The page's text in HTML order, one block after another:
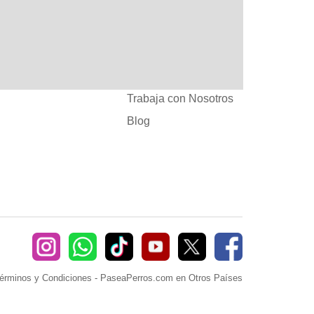
Trabaja con Nosotros
Blog
y Condiciones - PaseaPerros.com en Otros Países